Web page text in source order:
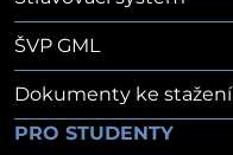
ŠVP GML
Dokumenty ke stažení
PRO STUDENTY